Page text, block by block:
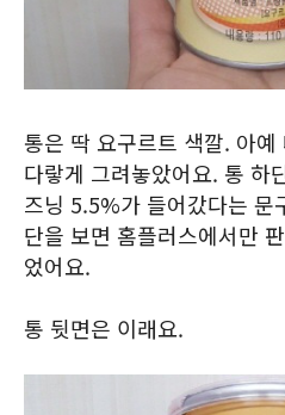
통은 딱 요구르트 색깔. 아
다랗게 그려놓았어요. 통 하
즈닝 5.5%가 들어갔다는 문
단을 보면 홈플러스에서만
었어요.
통 뒷면은 이래요.